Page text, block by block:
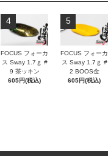
4
FOCUS フォーカ
ス Sway 1.7ｇ #
9 茶ッキン
605円(税込)
5
FOCUS フォーカ
ス Sway 1.7ｇ #
2 BOOS金
605円(税込)